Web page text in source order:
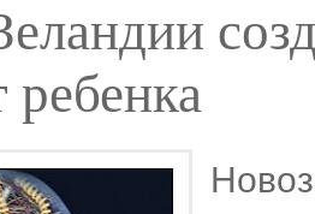
ребенка